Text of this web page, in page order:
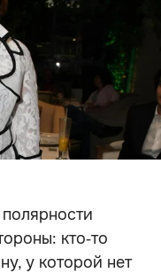
кто‑то
у которой нет